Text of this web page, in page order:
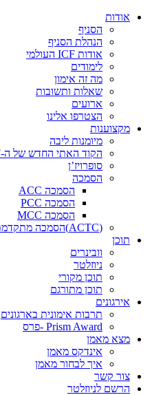
אודות
הסניף
הנהלת הסניף
אודות ICF העולמי
לימודים
מה זה אימון
שאלות ותשובות
ארועים
הצטרפו אלינו
מקצוענות
מיומנות ליבה
הקוד האתי החדש של ה-ICF
סופרויז’ן
הסמכה
הסמכה ACC
הסמכה PCC
הסמכה MCC
(ACTC)הסמכה מתקדמת באימון צוותים
תוכן
וובינרים
ניוזלטר
תוכן מקורי
תוכן מתורגם
אירגונים
תרבות אימונית בארגונים
Prism Award -פרס
מצא מאמן
אינדקס מאמן
איך לבחור מאמן
צור קשר
הרשם לניוזלטר